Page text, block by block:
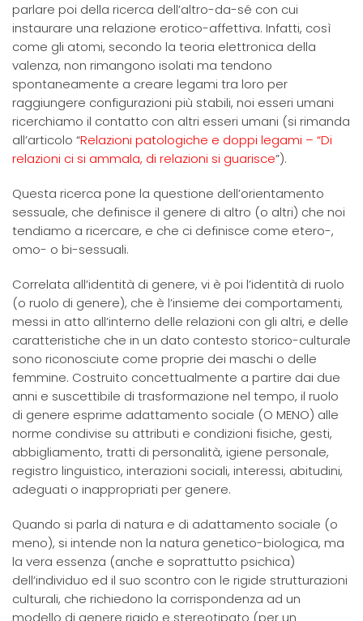
parlare poi della ricerca dell’altro-da-sé con cui
instaurare una relazione erotico-affettiva. Infatti, così
come gli atomi, secondo la teoria elettronica della
valenza, non rimangono isolati ma tendono
spontaneamente a creare legami tra loro per
raggiungere configurazioni più stabili, noi esseri umani
ricerchiamo il contatto con altri esseri umani (si rimanda
all’articolo “Relazioni patologiche e doppi legami – “Di
relazioni ci si ammala, di relazioni si guarisce”).
Questa ricerca pone la questione dell’orientamento
sessuale, che definisce il genere di altro (o altri) che noi
tendiamo a ricercare, e che ci definisce come etero-,
omo- o bi-sessuali.
Correlata all’identità di genere, vi è poi l’identità di ruolo
(o ruolo di genere), che è l’insieme dei comportamenti,
messi in atto all’interno delle relazioni con gli altri, e delle
caratteristiche che in un dato contesto storico-culturale
sono riconosciute come proprie dei maschi o delle
femmine. Costruito concettualmente a partire dai due
anni e suscettibile di trasformazione nel tempo, il ruolo
di genere esprime adattamento sociale (O MENO) alle
norme condivise su attributi e condizioni fisiche, gesti,
abbigliamento, tratti di personalità, igiene personale,
registro linguistico, interazioni sociali, interessi, abitudini,
adeguati o inappropriati per genere.
Quando si parla di natura e di adattamento sociale (o
meno), si intende non la natura genetico-biologica, ma
la vera essenza (anche e soprattutto psichica)
dell’individuo ed il suo scontro con le rigide strutturazioni
culturali, che richiedono la corrispondenza ad un
modello di genere rigido e stereotipato (per un